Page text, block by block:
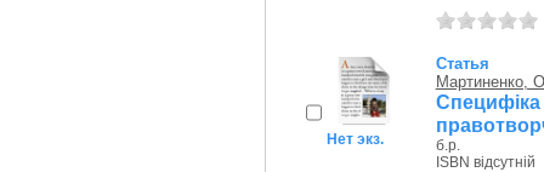
Нет экз.
Статья
Мартиненко,
б.р.
ISBN відсутній